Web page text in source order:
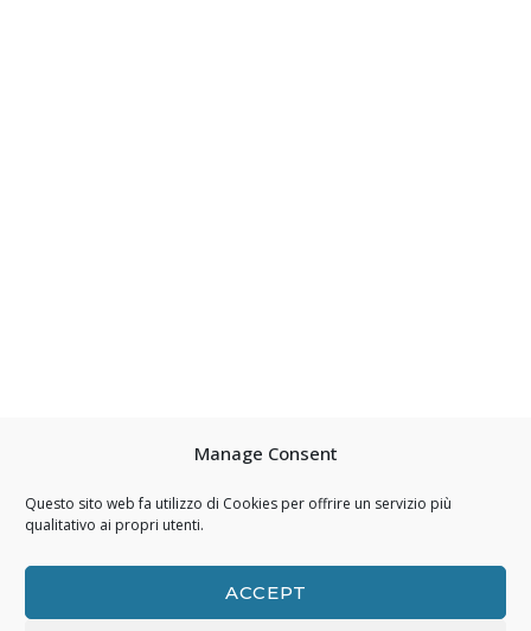
Manage Consent
Questo sito web fa utilizzo di Cookies per offrire un servizio più
qualitativo ai propri utenti.
ACCEPT